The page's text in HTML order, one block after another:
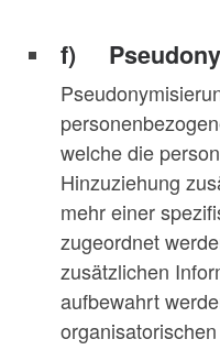
f)
welche die
Hinzuziehung
mehr einer
zugeordnet
zusätzlichen
aufbewahrt